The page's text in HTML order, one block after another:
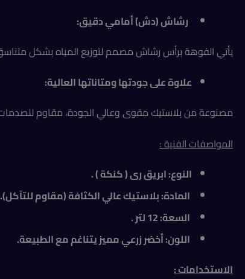
رشاش (دش) أمامي دقيق:
يأتي الفوهة برأس رشاش مصمم لتوزيع المياه بشكل متناسق
علاوة على جودتها ومتاناتها العالية:
مصنوعة من بلاستيك مقوى وعالي الجودة، مقاوم للصدمات
المواصفات الفنية:
النوع: ابريق رى ( كنكة ) .
المادة: بلاستيك عالي الكثافة (مقاوم للتآكل).
السعة: 12 لتر .
اللون: أخضر زرعي مميز يتناغم مع الطبيعة.
الاستخدامات :